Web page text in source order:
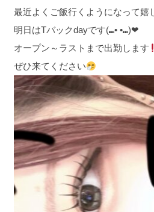
最近よくご飯行くようになって嬉
明日はTバックdayです(⑉• •⑉)❤︎
オープン～ラストまで出勤します
ぜひ来てください